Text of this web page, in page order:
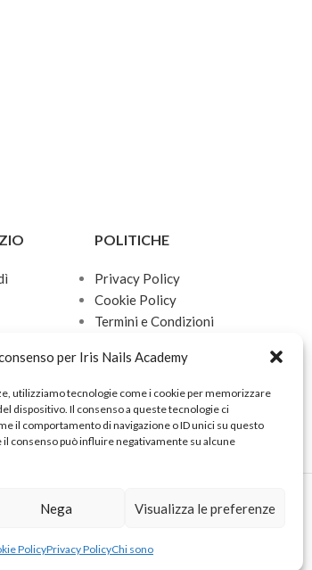
per Iris Nails Academy
utilizziamo tecnologie come i cookie per memorizzare
dispositivo. Il consenso a queste tecnologie ci
il comportamento di navigazione o ID unici su questo
consenso può influire negativamente su alcune
Nega Visualizza le preferenze
PolicyPrivacy PolicyChi sono
POLITICHE
Privacy Policy
Cookie Policy
Termini e Condizioni